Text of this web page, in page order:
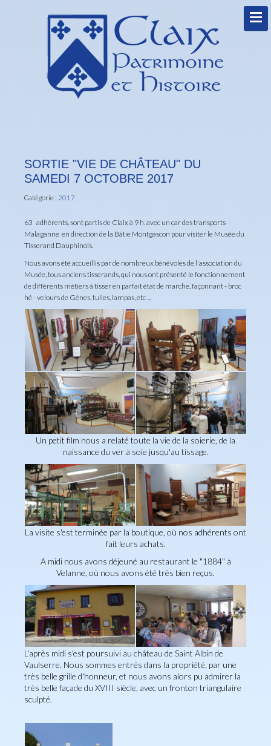
SORTIE "VIE DE CHÂTEAU" DU
SAMEDI 7 OCTOBRE 2017
Catégorie : 2017
63 adhérents, sont partis de Claix à 9 h. avec un car des transports
Malaganne en direction de la Bâtie Montgascon pour visiter le Musée du
Tisserand Dauphinois.
Nous avons été accueillis par de nombreux bénévoles de l'association du
Musée, tous anciens tisserands, qui nous ont présenté le fonctionnement
de différents métiers à tisser en parfait état de marche, façonnant - broc
hé - velours de Gènes, tulles, lampas, etc ...
Un petit film nous a relaté toute la vie de la soierie, de la
naissance du ver à soie jusqu'au tissage.
La visite s'est terminée par la boutique, où nos adhérents ont
fait leurs achats.
A midi nous avons déjeuné au restaurant le "1884" à
Velanne, où nous avons été très bien reçus.
L'après midi s'est poursuivi au château de Saint Albin de
Vaulserre. Nous sommes entrés dans la propriété, par une
très belle grille d'honneur, et nous avons alors pu admirer la
très belle façade du XVIII siècle, avec un fronton triangulaire
sculpté.